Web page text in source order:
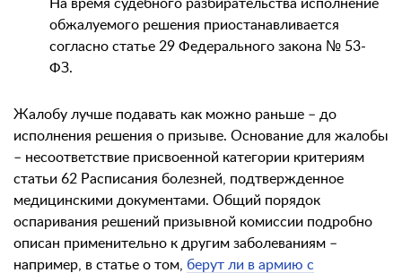
На время судебного разбирательства исполнение
обжалуемого решения приостанавливается
согласно статье 29 Федерального закона № 53-
ФЗ.
Жалобу лучше подавать как можно раньше – до
исполнения решения о призыве. Основание для жалобы
– несоответствие присвоенной категории критериям
статьи 62 Расписания болезней, подтвержденное
медицинскими документами. Общий порядок
оспаривания решений призывной комиссии подробно
описан применительно к другим заболеваниям –
например, в статье о том, берут ли в армию с